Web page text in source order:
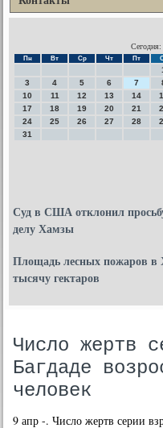
Пн Вт Ср Чт Пт
3
4 5 6 7
10
11 12 13 14
17
18 19 20 21
24
25 26 27 28
31
Суд в США отклонил
делу Хамзы
Площадь лесных пожаров в
тысячу гектаров
Число жертв
Багдаде
человек
9 апр -. Число жертв серии